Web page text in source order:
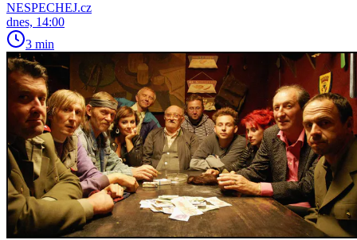
NESPECHEJ.cz
dnes, 14:00
3 min